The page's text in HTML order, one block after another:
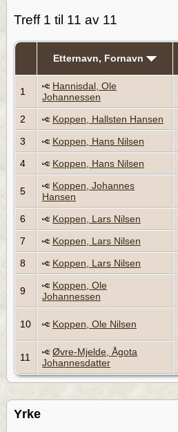
Treff 1 til 11 av 11
Etternavn, Fornavn
1
Hannisdal, Ole
Johannessen
2 Koppen, Hallsten Hansen
3
Koppen, Hans Nilsen
4
Koppen, Hans Nilsen
5
Koppen, Johannes
Hansen
6 Koppen, Lars Nilsen
7
Koppen, Lars Nilsen
8
Koppen, Lars Nilsen
9
Koppen, Ole
Johannessen
10 Koppen, Ole Nilsen
11
Øvre-Mjelde, Ågota
Johannesdatter
Yrke